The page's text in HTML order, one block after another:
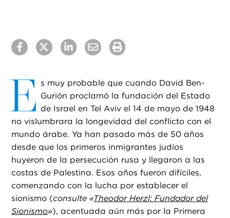
E s muy probable que cuando David Ben-
Gurión proclamó la fundación del Estado
de Israel en Tel Aviv el 14 de mayo de 1948
no vislumbrara la longevidad del conflicto con el
mundo árabe. Ya han pasado más de 50 años
desde que los primeros inmigrantes judíos
huyeron de la persecución rusa y llegaron a las
costas de Palestina. Esos años fueron difíciles,
comenzando con la lucha por establecer el
sionismo (consulte «Theodor Herzl: Fundador del
Sionismo»), acentuada aún más por la Primera